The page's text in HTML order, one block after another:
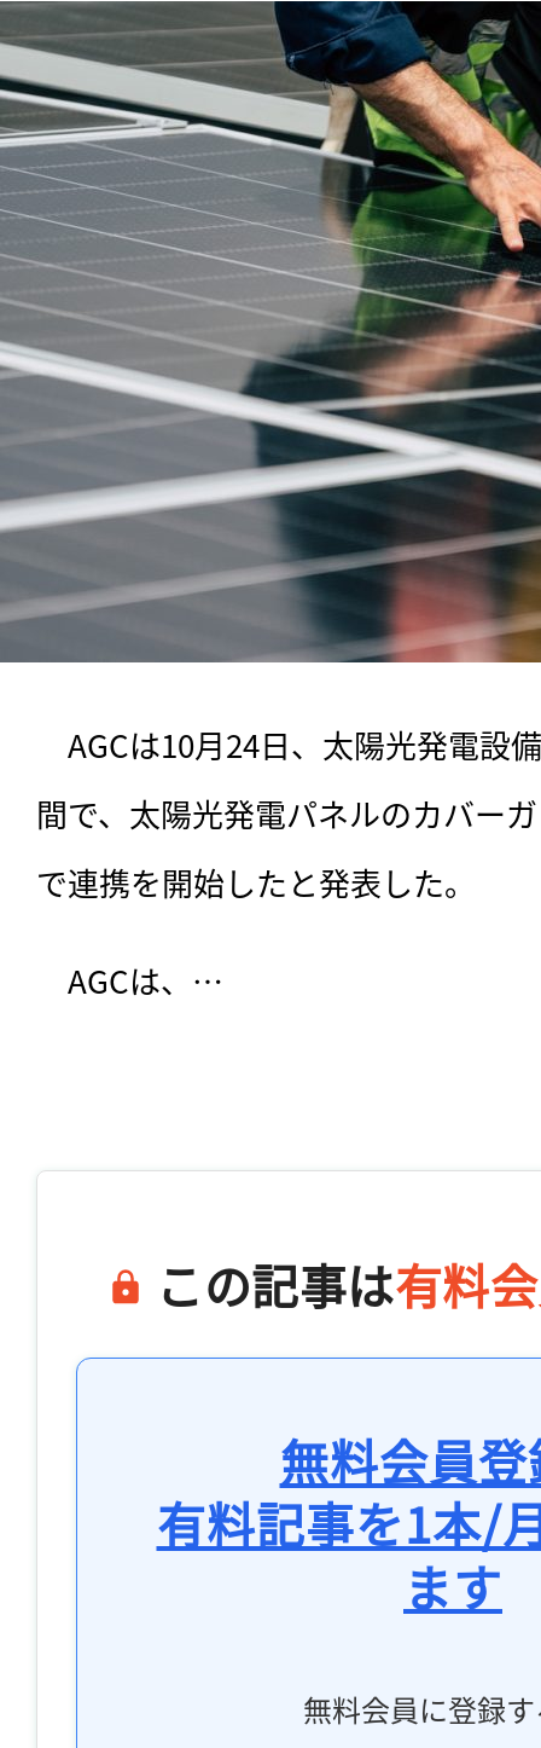
AGCは10月24日、太陽光発電設
間で、太陽光発電パネルのカバー
で連携を開始したと発表した。
AGCは、…
この記事は有料
無料会員
有料記事を1本/
ます
無料会員に登録